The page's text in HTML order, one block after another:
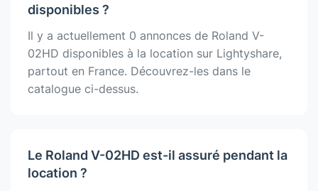
disponibles ?
Il y a actuellement 0 annonces de Roland V-
02HD disponibles à la location sur Lightyshare,
partout en France. Découvrez-les dans le
catalogue ci-dessus.
Le Roland V-02HD est-il assuré pendant la
location ?